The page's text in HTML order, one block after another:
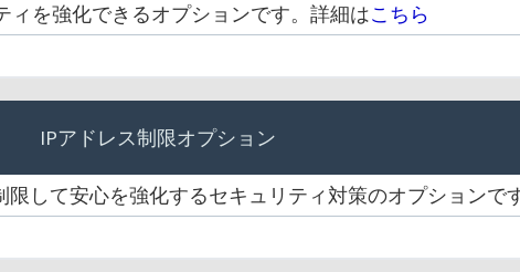
を強化できるオプションです。詳細はこちら
IPアドレス制限オプション
して安心を強化するセキュリティ対策のオプションで